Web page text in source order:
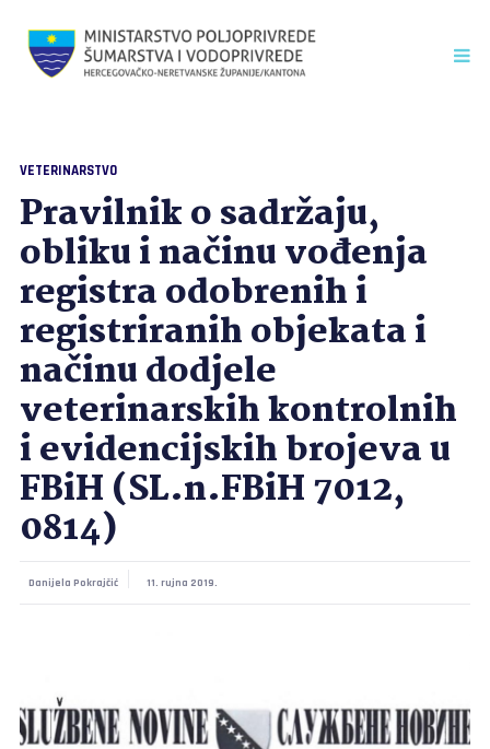
VETERINARSTVO
Pravilnik o sadržaju,
obliku i načinu vođenja
registra odobrenih i
registriranih objekata i
načinu dodjele
veterinarskih kontrolnih
i evidencijskih brojeva u
FBiH (SL.n.FBiH 7012,
0814)
Danijela Pokrajčić 11. rujna 2019.